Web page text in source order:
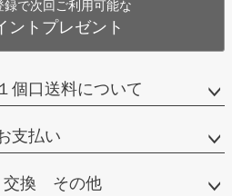
録で次回ご利用可能な
ントプレゼント
個口送料について
支払い
交換 その他